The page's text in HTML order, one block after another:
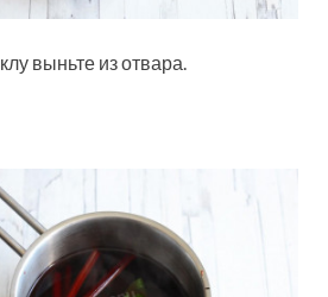
выньте из отвара.